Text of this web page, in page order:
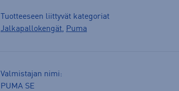
Tuotteeseen liittyvät kategoriat
Jalkapallokengät, Puma
Valmistajan nimi:
PUMA SE